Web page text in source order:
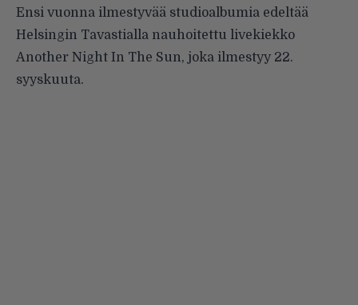
Ensi vuonna ilmestyvää studioalbumia edeltää
Helsingin Tavastialla nauhoitettu livekiekko
Another Night In The Sun, joka ilmestyy 22.
syyskuuta.